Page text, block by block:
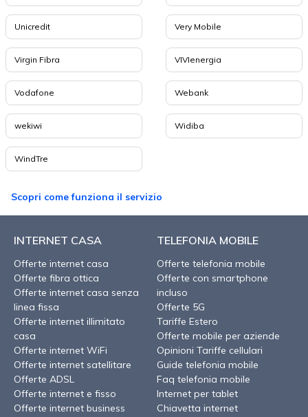
Unicredit Very Mobile
Virgin Fibra VIVIenergia
Vodafone Webank
wekiwi Widiba
WindTre
Scopri come funziona il servizio
INTERNET CASA
Offerte internet casa
Offerte fibra ottica
Offerte internet casa senza
linea fissa
Offerte internet illimitato
casa
Offerte internet WiFi
Offerte internet satellitare
Offerte ADSL
Offerte internet e fisso
Offerte internet business
TELEFONIA MOBILE
Offerte telefonia mobile
Offerte con smartphone
incluso
Offerte 5G
Tariffe Estero
Offerte mobile per aziende
Opinioni Tariffe cellulari
Guide telefonia mobile
Faq telefonia mobile
Internet per tablet
Chiavetta internet